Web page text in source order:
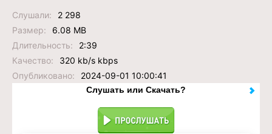
Слушали:
2 298
Размер:
6.08 MB
Длительность:
2:39
Качество:
320 kb/s kbps
Опубликовано:
2024-09-01 10:00:41
Слушать или Скачать?